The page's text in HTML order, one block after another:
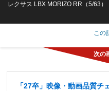
レクサス LBX MORIZO RR（5/63）
この
「27卒」映像・動画品質